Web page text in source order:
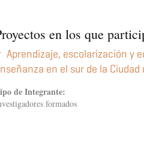
en los que
Aprendizaje, escolarización y
en el sur de la Ciudad
de Integrante:
formados